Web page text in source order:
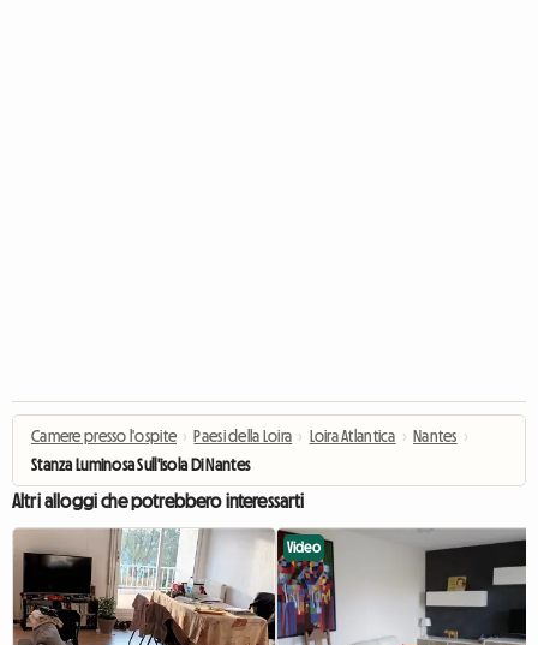
Camere presso l'ospite › Paesi della Loira › Loira Atlantica › Nantes ›
Stanza Luminosa Sull'isola Di Nantes
Altri alloggi che potrebbero interessarti
Video